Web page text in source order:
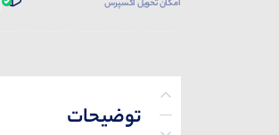
امکان تحویل اکسپرس
توضیحات